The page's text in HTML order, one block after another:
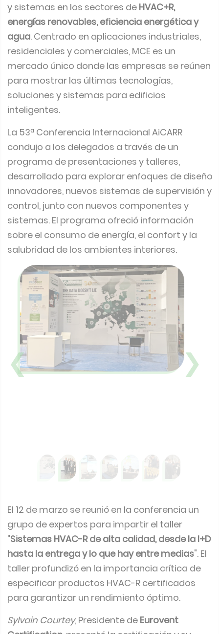
y sistemas en los sectores de HVAC+R,
energías renovables, eficiencia energética y
agua. Centrado en aplicaciones industriales,
residenciales y comerciales, MCE es un
mercado único donde las empresas se reúnen
para mostrar las últimas tecnologías,
soluciones y sistemas para edificios
inteligentes.
La 53ª Conferencia Internacional AiCARR
condujo a los delegados a través de un
programa de presentaciones y talleres,
desarrollado para explorar enfoques de diseño
innovadores, nuevos sistemas de supervisión y
control, junto con nuevos componentes y
sistemas. El programa ofreció información
sobre el consumo de energía, el confort y la
salubridad de los ambientes interiores.
❮ ❯
El 12 de marzo se reunió en la conferencia un
grupo de expertos para impartir el taller
"Sistemas HVAC-R de alta calidad, desde la I+D
hasta la entrega y lo que hay entre medias". El
taller profundizó en la importancia crítica de
especificar productos HVAC-R certificados
para garantizar un rendimiento óptimo.
Sylvain Courtey, Presidente de Eurovent